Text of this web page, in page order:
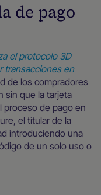
de pago
el protocolo 3D
transacciones en
de los compradores
sin que la tarjeta
proceso de pago en
el titular de la
introduciendo una
de un solo uso o